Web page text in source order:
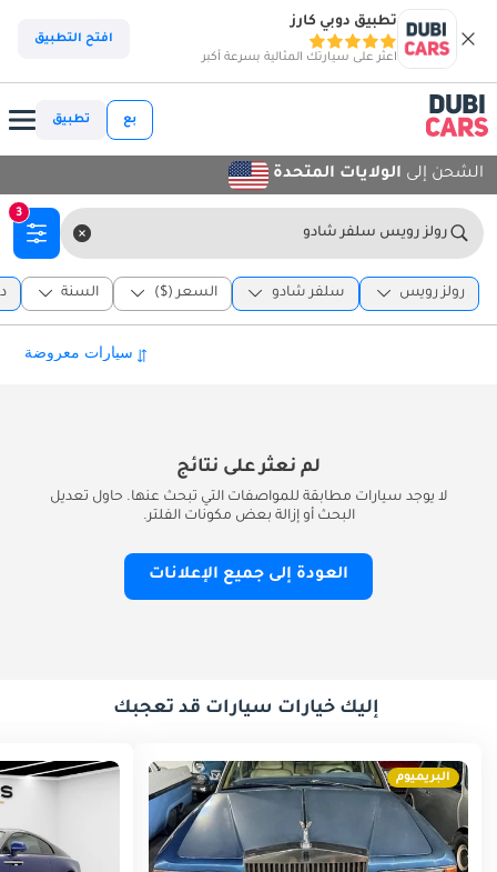
تطبيق دوبي كارز
اعثر على سيارتك المثالية بسرعة أكبر
افتح التطبيق
بع تطبيق
الشحن إلى الولايات المتحدة
رولز رويس سلفر شادو
3
رولز رويس سلفر شادو السعر ($) السنة
لم نعثر على نتائج
لا يوجد سيارات مطابقة للمواصفات التي تبحث عنها. حاول تعديل
البحث أو إزالة بعض مكونات الفلتر.
العودة إلى جميع الإعلانات
إليك خيارات سيارات قد تعجبك
البريميوم